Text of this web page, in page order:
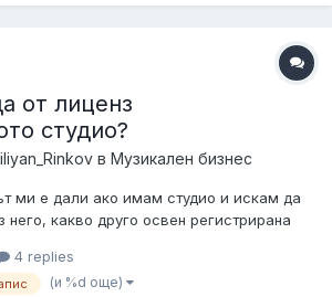
от лиценз
студио?
в Музикален бизнес
ми е дали ако имам студио и искам да
него, какво друго освен регистрирана
от Профон и Мюзикаутор, но не съм
за отговорите
4 replies
(и %d още)